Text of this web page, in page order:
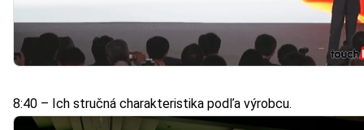
8:40 – Ich stručná charakteristika podľa výrobcu.